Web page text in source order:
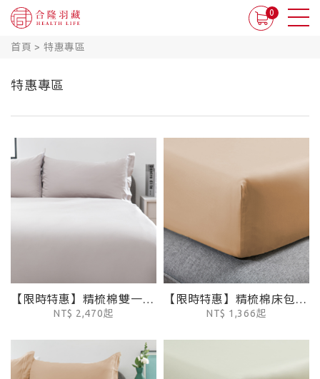
0
首頁 > 特惠專區
特惠專區
【限時特惠】精梳棉雙一字繡被套 - 蒼白灰
NT$ 2,470起
【限時特惠】精梳棉床包 - 杏仁棕
NT$ 1,366起